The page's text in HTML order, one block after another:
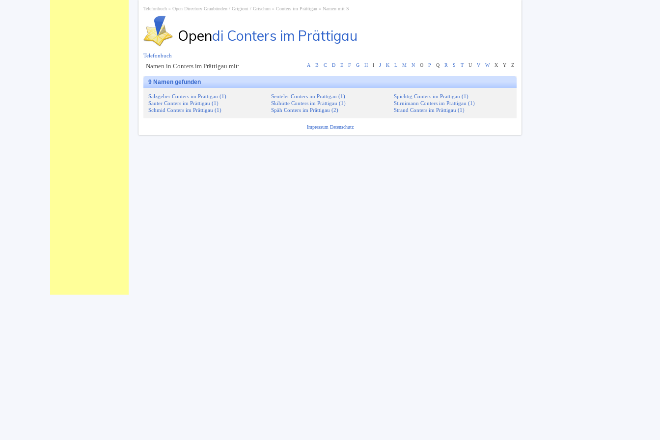
Telefonbuch Open Directory Graubünden / Grigioni / Grischun Conters im Prättigau Namen mit S
Opendi Conters im Prättigau
Namen in Conters im Prättigau mit: A B C D E F G H I J K L M N O P Q R S T U V W X Y Z
9 Namen gefunden
Salzgeber Conters im Prättigau (1)
Sauter Conters im Prättigau (1)
Schmid Conters im Prättigau (1)
Senteler Conters im Prättigau (1)
Skihütte Conters im Prättigau (1)
Späh Conters im Prättigau (2)
Spichtig Conters im Prättigau (1)
Stirnimann Conters im Prättigau (1)
Strand Conters im Prättigau (1)
Telefonbuch
Impressum Datenschutz